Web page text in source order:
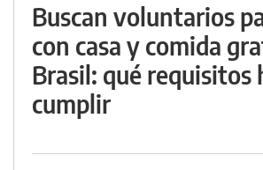
Buscan voluntarios
con casa y comida
Brasil: qué requisitos
cumplir